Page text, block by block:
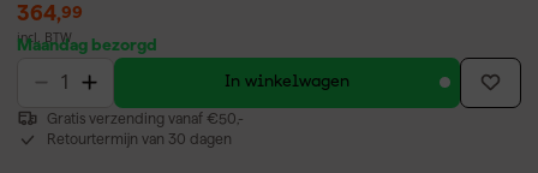
364,99
incl. BTW
Maandag bezorgd
In winkelwagen
Gratis verzending vanaf €50,-
Retourtermijn van 30 dagen